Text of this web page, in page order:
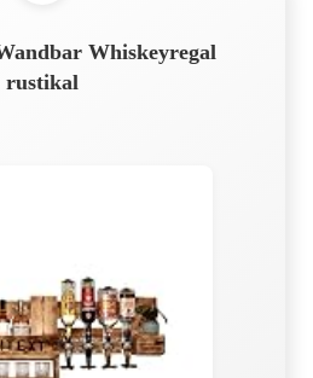
Whiskeyregal
rustikal